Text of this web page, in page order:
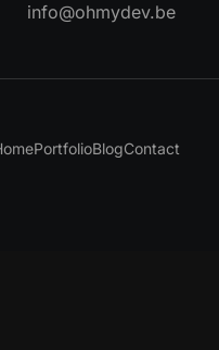
info@ohmydev.be
PortfolioBlogContact